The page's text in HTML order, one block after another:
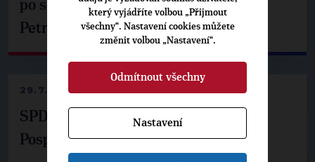
po setkání s prezidentem republiky
Petrem Pavlem
29.7.2026
SPD už není ve zprávě o extremismu.
Pospíšil: Je tu pachuť
který vyjádříte volbou „Přijmout
všechny“. Nastavení cookies můžete
změnit volbou „Nastavení“.
Odmítnout všechny
Nastavení